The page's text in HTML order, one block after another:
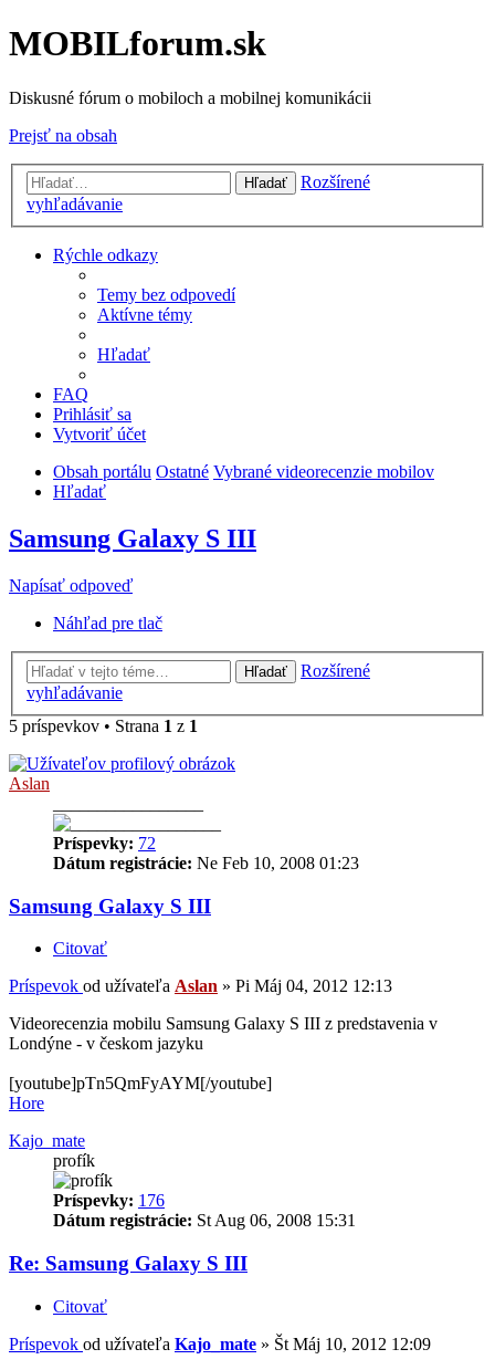
MOBILforum.sk
Diskusné fórum o mobiloch a mobilnej komunikácii
Prejsť na obsah
Hľadať
Rozšírené
vyhľadávanie
Rýchle odkazy
Temy bez odpovedí
Aktívne témy
Hľadať
FAQ
Prihlásiť sa
Vytvoriť účet
Obsah portálu Ostatné Vybrané videorecenzie mobilov
Hľadať
Samsung Galaxy S III
Napísať odpoveď
Náhľad pre tlač
Hľadať
Rozšírené
vyhľadávanie
5 príspevkov • Strana 1 z 1
Aslan
Príspevky: 72
Dátum registrácie: Ne Feb 10, 2008 01:23
Samsung Galaxy S III
Citovať
Príspevok od užívateľa Aslan » Pi Máj 04, 2012 12:13
Videorecenzia mobilu Samsung Galaxy S III z predstavenia v
Londýne - v českom jazyku
[youtube]pTn5QmFyAYM[/youtube]
Hore
Kajo_mate
profík
Príspevky: 176
Dátum registrácie: St Aug 06, 2008 15:31
Re: Samsung Galaxy S III
Citovať
Príspevok od užívateľa Kajo_mate » Št Máj 10, 2012 12:09